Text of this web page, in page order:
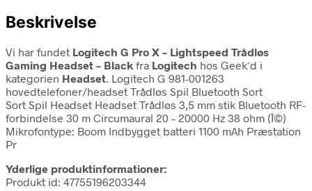
Beskrivelse
Vi har fundet Logitech G Pro X – Lightspeed Trådløs
Gaming Headset – Black fra Logitech hos Geek´d i
kategorien Headset. Logitech G 981-001263
hovedtelefoner/headset Trådløs Spil Bluetooth Sort
Sort Spil Headset Headset Trådløs 3,5 mm stik Bluetooth RF-
forbindelse 30 m Circumaural 20 – 20000 Hz 38 ohm (Î©)
Mikrofontype: Boom Indbygget batteri 1100 mAh Præstation
Pr
Yderlige produktinformationer:
Produkt id: 47755196203344